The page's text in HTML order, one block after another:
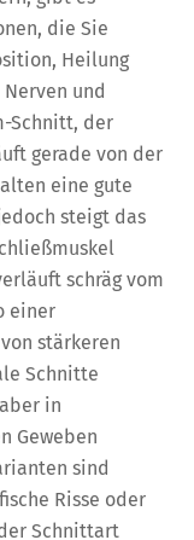
die Sie
Heilung
und
Schnitt, der
gerade von der
eine gute
steigt das
schräg vom
einer
stärkeren
Schnitte
in
Geweben
sind
Risse oder
Schnittart